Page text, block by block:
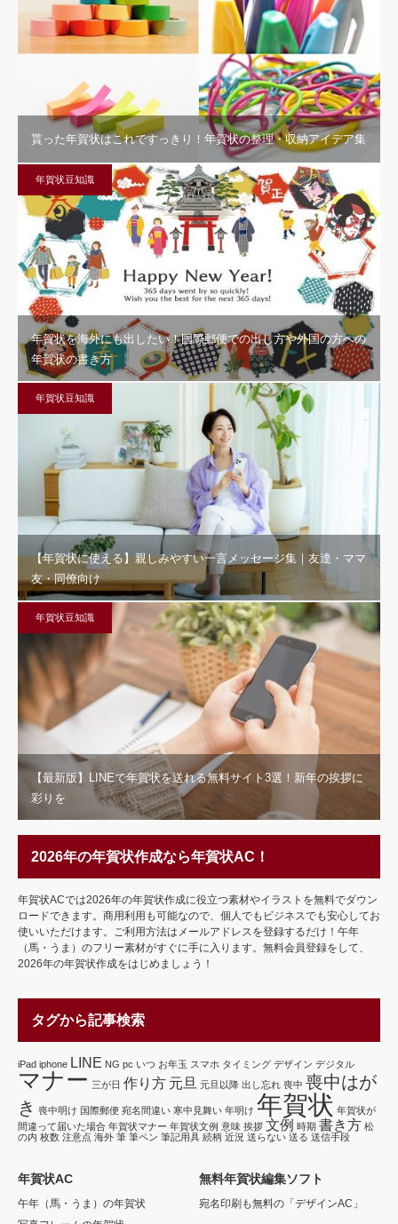
貰った年賀状はこれですっきり！年賀状の整理・収納アイデア集
年賀状豆知識
年賀状を海外にも出したい！国際郵便での出し方や外国の方への
年賀状の書き方
年賀状豆知識
【年賀状に使える】親しみやすい一言メッセージ集｜友達・ママ
友・同僚向け
年賀状豆知識
【最新版】LINEで年賀状を送れる無料サイト3選！新年の挨拶に
彩りを
2026年の年賀状作成なら年賀状AC！
年賀状ACでは2026年の年賀状作成に役立つ素材やイラストを無料でダウン
ロードできます。商用利用も可能なので、個人でもビジネスでも安心してお
使いいただけます。ご利用方法はメールアドレスを登録するだけ！午年
（馬・うま）のフリー素材がすぐに手に入ります。無料会員登録をして、
2026年の年賀状作成をはじめましょう！
タグから記事検索
iPad iphone LINE NG pc いつ お年玉 スマホ タイミング デザイン デジタル
マナー 三が日 作り方 元旦 元旦以降 出し忘れ 喪中 喪中はが
き 喪中明け 国際郵便 宛名間違い 寒中見舞い 年明け 年賀状 年賀状が
間違って届いた場合 年賀状マナー 年賀状文例 意味 挨拶 文例 時期 書き方 松
の内 枚数 注意点 海外 筆 筆ペン 筆記用具 続柄 近況 送らない 送る 送信手段
年賀状AC
午年（馬・うま）の年賀状
無料年賀状編集ソフト
宛名印刷も無料の「デザインAC」